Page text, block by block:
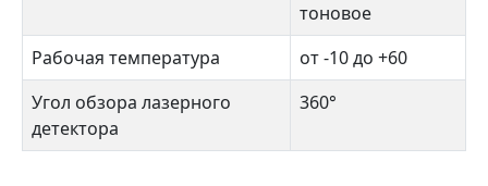
тоновое
Рабочая температура
от -10 до +60
Угол обзора лазерного
детектора
360°